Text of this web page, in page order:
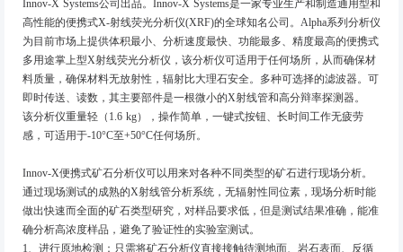
Innov-X Systems公司出品。Innov-X Systems是一家专业生产和制造通用型和
高性能的便携式X-射线荧光分析仪(XRF)的全球知名公司。Alpha系列分析仪
为目前市场上提供体积最小、分析速度最快、功能最多、精度最高的便携式
多用途掌上型X射线荧光分析仪，该分析仪可适用于任何场所，从而确保材
料质量，确保材料无放射性，辐射比大理石安全。多种可选择的滤波器。可
即时传送、读数，其主要部件是一根微小的X射线管和高分辩率探测器。
该分析仪重量轻（1.6 kg），操作简单，一键式按钮、长时间工作无疲劳
感，可适用于-10°C至+50°C任何场所。
Innov-X便携式矿石分析仪可以用来对各种不同类型的矿石进行现场分析。
通过现场测试的成熟的X射线管分析系统，无辐射性同位素，现场分析时能
做出快速而全面的矿石类型研究，对样品要求低，但是测试结果准确，能准
确分析高浓度样品，避免了验证性的实验室测试。
1、进行原地检测：只需将矿石分析仪直接接触待测地面、岩石表面、反循